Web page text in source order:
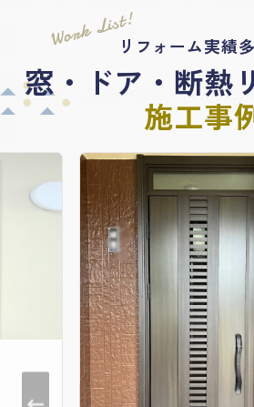
Work List!リフォーム実績
窓・ドア・断熱
施工事